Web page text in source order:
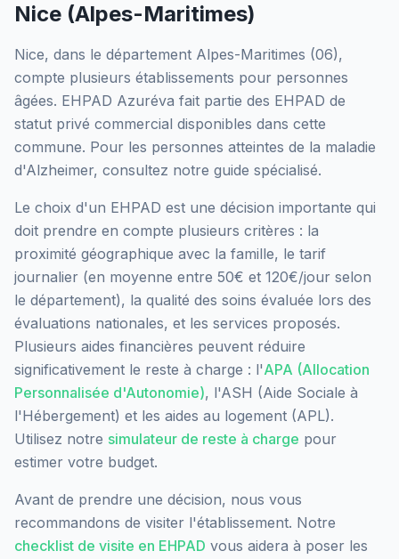
Nice (Alpes-Maritimes)
Nice, dans le département Alpes-Maritimes (06),
compte plusieurs établissements pour personnes
âgées. EHPAD Azuréva fait partie des EHPAD de
statut privé commercial disponibles dans cette
commune. Pour les personnes atteintes de la maladie
d'Alzheimer, consultez notre guide spécialisé.
Le choix d'un EHPAD est une décision importante qui
doit prendre en compte plusieurs critères : la
proximité géographique avec la famille, le tarif
journalier (en moyenne entre 50€ et 120€/jour selon
le département), la qualité des soins évaluée lors des
évaluations nationales, et les services proposés.
Plusieurs aides financières peuvent réduire
significativement le reste à charge : l'APA (Allocation
Personnalisée d'Autonomie), l'ASH (Aide Sociale à
l'Hébergement) et les aides au logement (APL).
Utilisez notre simulateur de reste à charge pour
estimer votre budget.
Avant de prendre une décision, nous vous
recommandons de visiter l'établissement. Notre
checklist de visite en EHPAD vous aidera à poser les